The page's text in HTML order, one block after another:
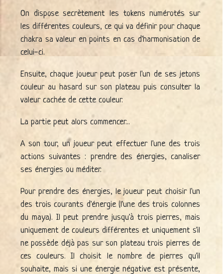
On dispose secrètement les tokens numérotés sur
les différentes couleurs, ce qui va définir pour chaque
chakra sa valeur en points en cas d'harmonisation de
celui-ci.
Ensuite, chaque joueur peut poser l'un de ses jetons
couleur au hasard sur son plateau puis consulter la
valeur cachée de cette couleur.
La partie peut alors commencer...
A son tour, un joueur peut effectuer l'une des trois
actions suivantes : prendre des énergies, canaliser
ses énergies ou méditer.
Pour prendre des énergies, le joueur peut choisir l'un
des trois courants d'énergie (l'une des trois colonnes
du maya). Il peut prendre jusqu'à trois pierres, mais
uniquement de couleurs différentes et uniquement s'il
ne possède déjà pas sur son plateau trois pierres de
ces couleurs. Il choisit le nombre de pierres qu'il
souhaite, mais si une énergie négative est présente,